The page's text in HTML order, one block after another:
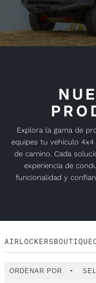
Explora la gama de
equipes tu vehículo
de camino. Cada
experiencia de
funcionalidad y
AIRLOCKERSBOUTIQUE